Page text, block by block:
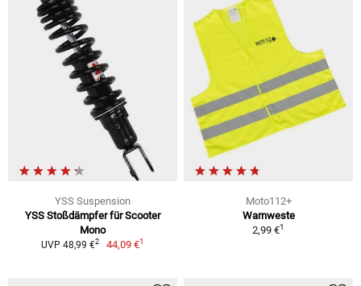
YSS Suspension
YSS Stoßdämpfer für Scooter
Mono
UVP 48,99 €2 44,09 €1
Moto112+
Warnweste
2,99 €1